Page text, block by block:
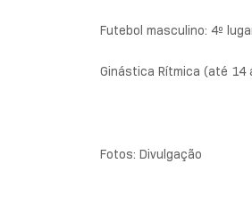
Futebol masculino: 4º
Ginástica Rítmica (até 14
Fotos: Divulgação